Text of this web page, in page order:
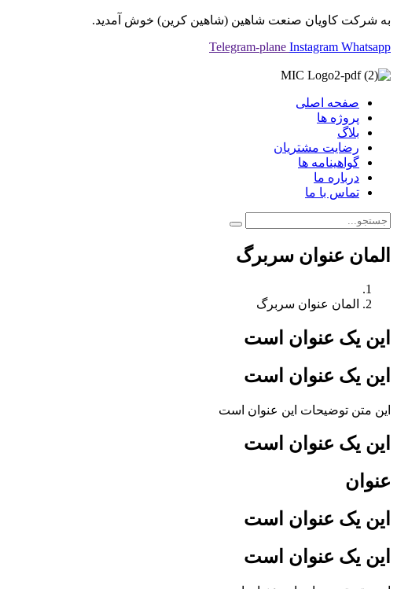
به شرکت کاویان صنعت شاهین (شاهین کرین) خوش آمدید.
Telegram-plane Instagram Whatsapp
صفحه اصلی
پروژه ها
بلاگ
رضایت مشتریان
گواهینامه ها
درباره ما
تماس با ما
المان عنوان سربرگ
المان عنوان سربرگ
این یک عنوان است
این یک عنوان است
این متن توضیحات این عنوان است
این یک عنوان است
عنوان
این یک عنوان است
این یک عنوان است